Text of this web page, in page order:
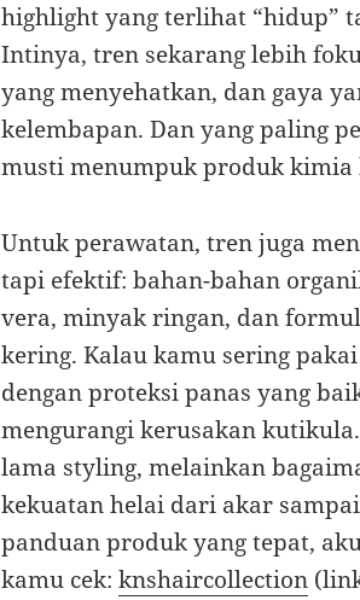
highlight yang terlihat “hidup”
Intinya, tren sekarang lebih
yang menyehatkan, dan gaya
kelembapan. Dan yang paling
musti menumpuk produk kimia
Untuk perawatan, tren juga
tapi efektif: bahan-bahan
vera, minyak ringan, dan
kering. Kalau kamu sering
dengan proteksi panas yang
mengurangi kerusakan
lama styling, melainkan
kekuatan helai dari akar
panduan produk yang tepat,
kamu cek:knshaircollection